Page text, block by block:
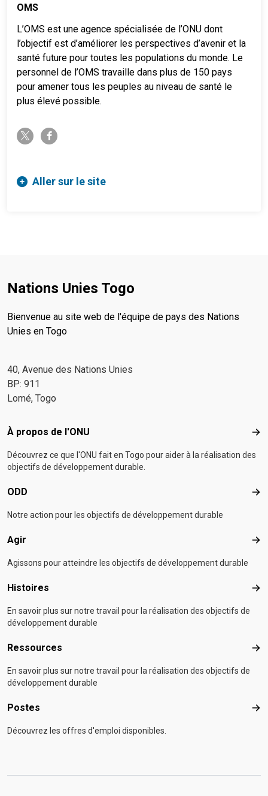
OMS
L’OMS est une agence spécialisée de l’ONU dont
l’objectif est d’améliorer les perspectives d’avenir et la
santé future pour toutes les populations du monde. Le
personnel de l’OMS travaille dans plus de 150 pays
pour amener tous les peuples au niveau de santé le
plus élevé possible.
twitter-x facebook-f
Aller sur le site
Nations Unies Togo
Bienvenue au site web de l'équipe de pays des Nations
Unies en Togo
40, Avenue des Nations Unies
BP: 911
Lomé, Togo
Footer menu
À propos de l'ONU À
Découvrez ce que l'ONU fait en Togo pour aider à la réalisation des
objectifs de développement durable.
ODD
Notre action pour les objectifs de développement durable
Agir Agir
Agissons pour atteindre les objectifs de développement durable
Histoires
En savoir plus sur notre travail pour la réalisation des objectifs de
développement durable
Ressources
En savoir plus sur notre travail pour la réalisation des objectifs de
développement durable
Postes
Découvrez les offres d'emploi disponibles.